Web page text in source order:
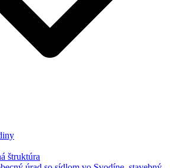
štruktúra